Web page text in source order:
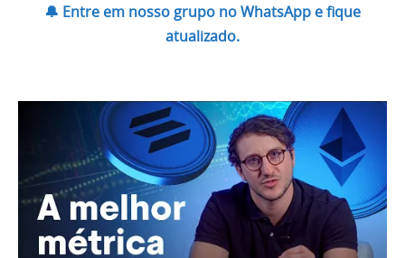
🔔 Entre em nosso grupo no WhatsApp e fique
atualizado.